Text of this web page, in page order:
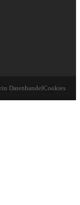
DatenhandelCookies